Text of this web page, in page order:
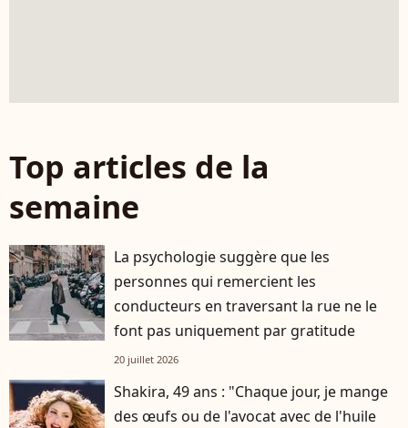
Top articles de la
semaine
La psychologie suggère que les
personnes qui remercient les
conducteurs en traversant la rue ne le
font pas uniquement par gratitude
20 juillet 2026
Shakira, 49 ans : "Chaque jour, je mange
des œufs ou de l'avocat avec de l'huile